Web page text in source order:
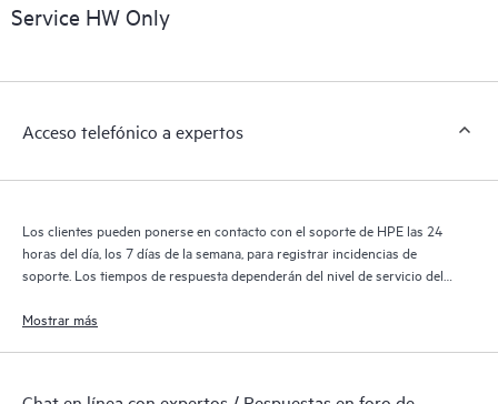
de HPE cubiertos por el servicio HPE Tech Care. Los clientes
distintos productos instalados en sus entornos y cómo
permiten a los clientes realizar determinadas actividades sin
proporcionan, además, un portal de recursos de conocimiento
los recursos de HPE, que impulsan la excelencia de las
operaciones y optimizan el rendimiento, del extremo a la nube.
Service HW Only
Acceso telefónico a expertos
Los clientes pueden ponerse en contacto con el soporte de HPE las 24
horas del día, los 7 días de la semana, para registrar incidencias de
soporte. Los tiempos de respuesta dependerán del nivel de servicio del
Mostrar más